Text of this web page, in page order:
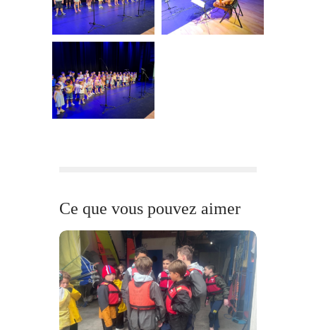
Ce que vous pouvez aimer